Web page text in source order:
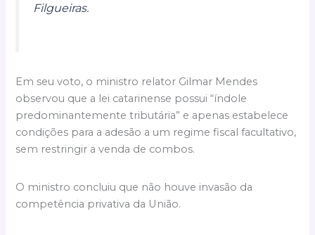
Filgueiras.
Em seu voto, o ministro relator Gilmar Mendes
observou que a lei catarinense possui “índole
predominantemente tributária” e apenas estabelece
condições para a adesão a um regime fiscal facultativo,
sem restringir a venda de combos.
O ministro concluiu que não houve invasão da
competência privativa da União.